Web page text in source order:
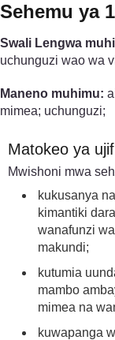
Sehemu ya
Swali Lengwa
uchunguzi wao wa
Maneno muhimu:
mimea; uchunguzi;
Matokeo ya
Mwishoni mwa
kukusanya
kimantiki
wanafunzi
makundi;
kutumia
mambo
mimea na
kuwapanga